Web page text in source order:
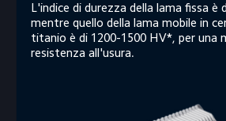
L'indice di durezza della lama fissa è
mentre quello della lama mobile in
titanio è di 1200-1500 HV*, per una
resistenza all'usura.